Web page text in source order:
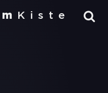
Kiste